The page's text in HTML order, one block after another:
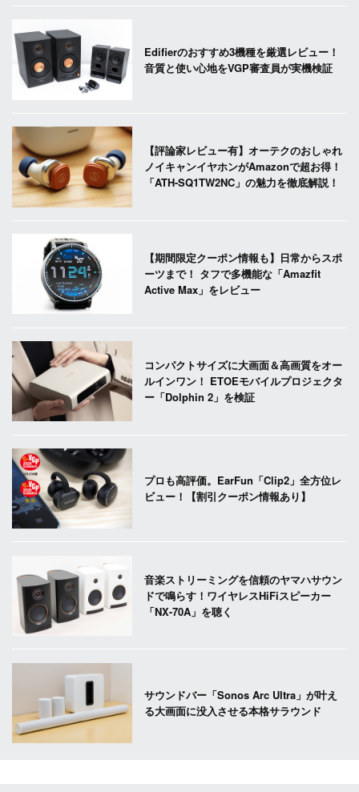
Edifierのおすすめ3機種を厳選レビュー！
音質と使い心地をVGP審査員が実機検証
【評論家レビュー有】オーテクのおしゃれ
ノイキャンイヤホンがAmazonで超お得！
「ATH-SQ1TW2NC」の魅力を徹底解説！
【期間限定クーポン情報も】日常からスポ
ーツまで！ タフで多機能な「Amazfit
Active Max」をレビュー
コンパクトサイズに大画面＆高画質をオー
ルインワン！ ETOEモバイルプロジェクタ
ー「Dolphin 2」を検証
プロも高評価。EarFun「Clip2」全方位レ
ビュー！【割引クーポン情報あり】
音楽ストリーミングを信頼のヤマハサウン
ドで鳴らす！ワイヤレスHiFiスピーカー
「NX-70A」を聴く
サウンドバー「Sonos Arc Ultra」が叶え
る大画面に没入させる本格サラウンド